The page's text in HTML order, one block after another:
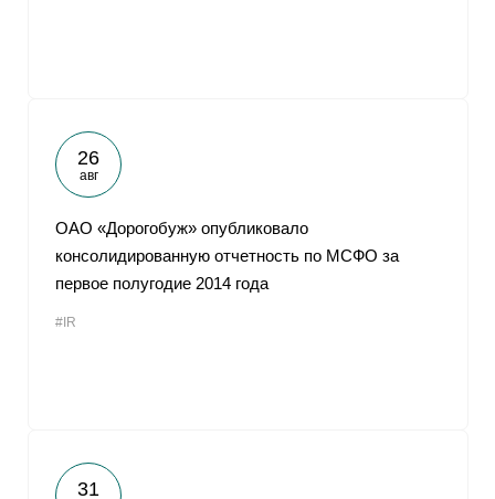
26
авг
ОАО «Дорогобуж» опубликовало
консолидированную отчетность по МСФО за
первое полугодие 2014 года
#IR
31